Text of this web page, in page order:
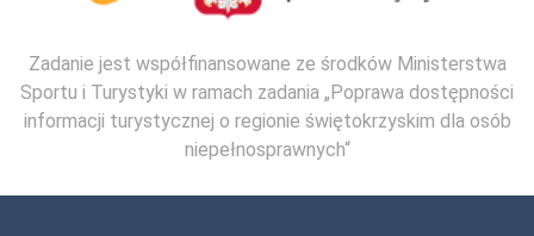
Zadanie jest współfinansowane ze środków Ministerstwa
Sportu i Turystyki w ramach zadania „Poprawa dostępności
informacji turystycznej o regionie świętokrzyskim dla osób
niepełnosprawnych“